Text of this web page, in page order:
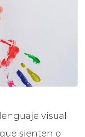
visual
sienten o